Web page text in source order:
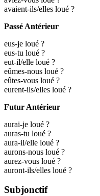
avaient-ils/elles loué ?
Passé Antérieur
eus-je loué ?
eus-tu loué ?
eut-il/elle loué ?
eûmes-nous loué ?
eûtes-vous loué ?
eurent-ils/elles loué ?
Futur Antérieur
aurai-je loué ?
auras-tu loué ?
aura-il/elle loué ?
aurons-nous loué ?
aurez-vous loué ?
auront-ils/elles loué ?
Subjonctif